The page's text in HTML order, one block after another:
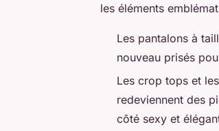
les éléments
Les pantalons à
nouveau prisés
Les crop tops et
redeviennent des
côté sexy et